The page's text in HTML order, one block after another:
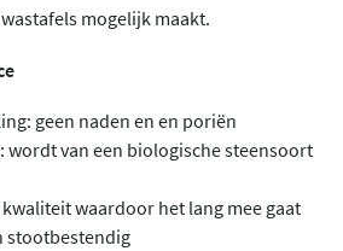
mogelijk maakt.
geen naden en en poriën
van een biologische steensoort
waardoor het lang mee gaat
stootbestendig